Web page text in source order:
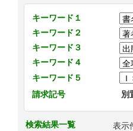
キーワード１
キーワード２
キーワード３
キーワード４
キーワード５
請求記号
別
検索結果一覧 表示